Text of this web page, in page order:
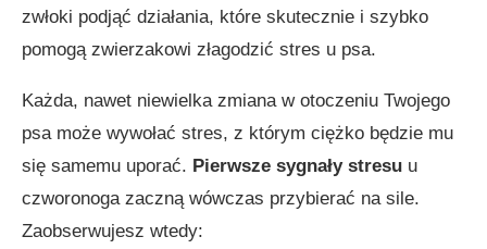
zwłoki podjąć działania, które skutecznie i szybko
pomogą zwierzakowi złagodzić stres u psa.
Każda, nawet niewielka zmiana w otoczeniu Twojego
psa może wywołać stres, z którym ciężko będzie mu
się samemu uporać. Pierwsze sygnały stresu u
czworonoga zaczną wówczas przybierać na sile.
Zaobserwujesz wtedy: